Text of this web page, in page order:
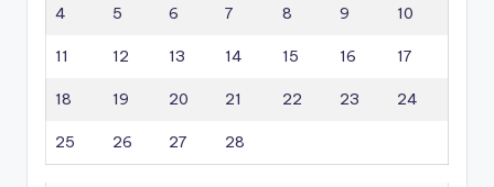
4 5 6 7 8 9 10
11 12 13 14 15 16 17
18 19 20 21 22 23 24
25 26 27 28